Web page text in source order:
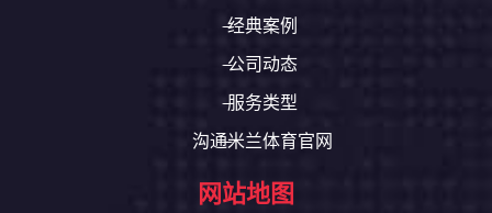
经典案例
公司动态
服务类型
沟通米兰体育官网
网站地图